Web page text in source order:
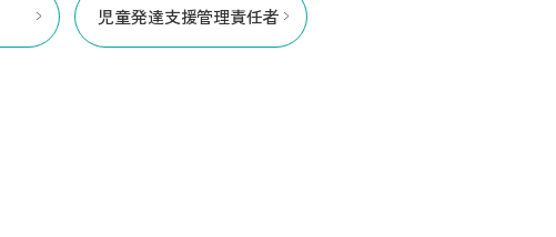
児童発達支援管理責任者